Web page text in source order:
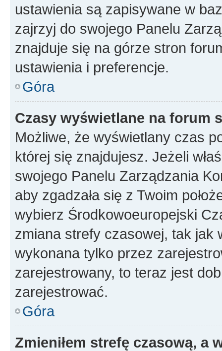
ustawienia są zapisywane w
zajrzyj do swojego Panelu
znajduje się na górze stron
ustawienia i preferencje.
Góra
Czasy wyświetlane na forum
Możliwe, że wyświetlany czas
której się znajdujesz. Jeżeli
swojego Panelu Zarządzania
aby zgadzała się z Twoim
wybierz Środkowoeuropejski
zmiana strefy czasowej, tak jak
wykonana tylko przez
zarejestrowany, to teraz jest
zarejestrować.
Góra
Zmieniłem strefę czasową, a